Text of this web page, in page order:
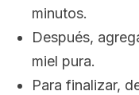
minutos.
Después,
miel pura.
Para finalizar,